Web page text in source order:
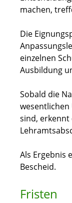
machen,
Die
einzelnen
Ausbildung
Sobald die
sind, erkennt
Als Ergebnis
Bescheid.
Fristen